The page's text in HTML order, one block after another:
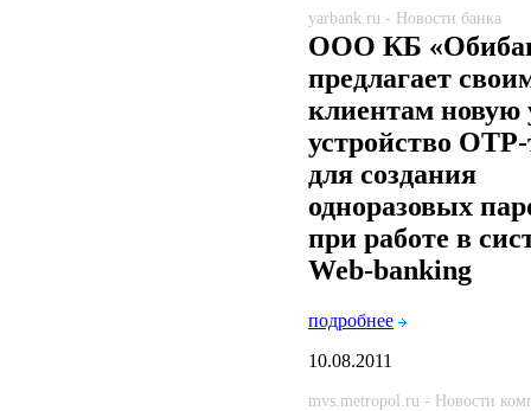
yarbank.ru - Новости банка
ООО КБ
предлагает
клиентам новую
устройство
для создания
одноразовых
при работе в
Web-banking
подробнее
10.08.2011
mvs.metropol.ru - Новости